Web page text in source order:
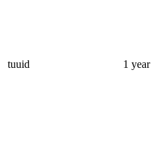
tuuid 1 year